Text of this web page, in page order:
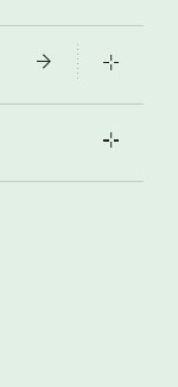
ア
リンネル旅ガイ
問日記